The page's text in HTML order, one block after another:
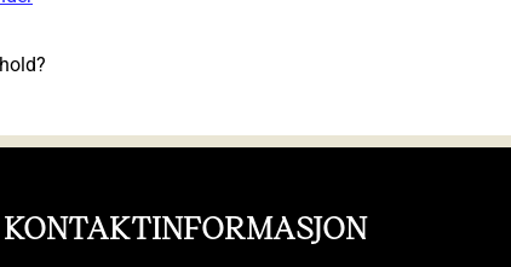
KONTAKTINFORMASJON